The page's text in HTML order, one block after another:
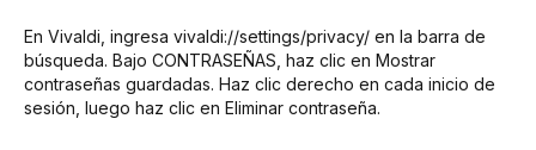
En Vivaldi, ingresa vivaldi://settings/privacy/ en la barra de
búsqueda. Bajo CONTRASEÑAS, haz clic en Mostrar
contraseñas guardadas. Haz clic derecho en cada inicio de
sesión, luego haz clic en Eliminar contraseña.